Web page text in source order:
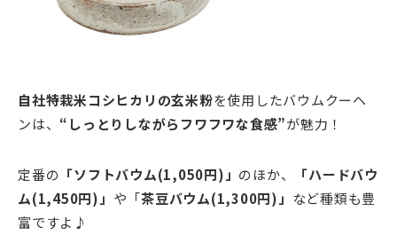
自社特栽米コシヒカリの玄米粉を使用したバウムクーヘ
ンは、 “しっとりしながらフワフワな食感”が魅力！
定番の 「ソフトバウム(1,050円)」 のほか、
「ハードバウ
ム(1,450円)」 や「茶豆バウム(1,300円)」 など種類も豊
富ですよ♪